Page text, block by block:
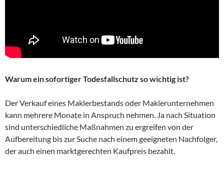
Warum ein sofortiger Todesfallschutz so wichtig ist?
Der Verkauf eines Maklerbestands oder Maklerunternehmen
kann mehrere Monate in Anspruch nehmen. Ja nach Situation
sind unterschiedliche Maßnahmen zu ergreifen von der
Aufbereitung bis zur Suche nach einem geeigneten Nachfolger,
der auch einen marktgerechten Kaufpreis bezahlt.